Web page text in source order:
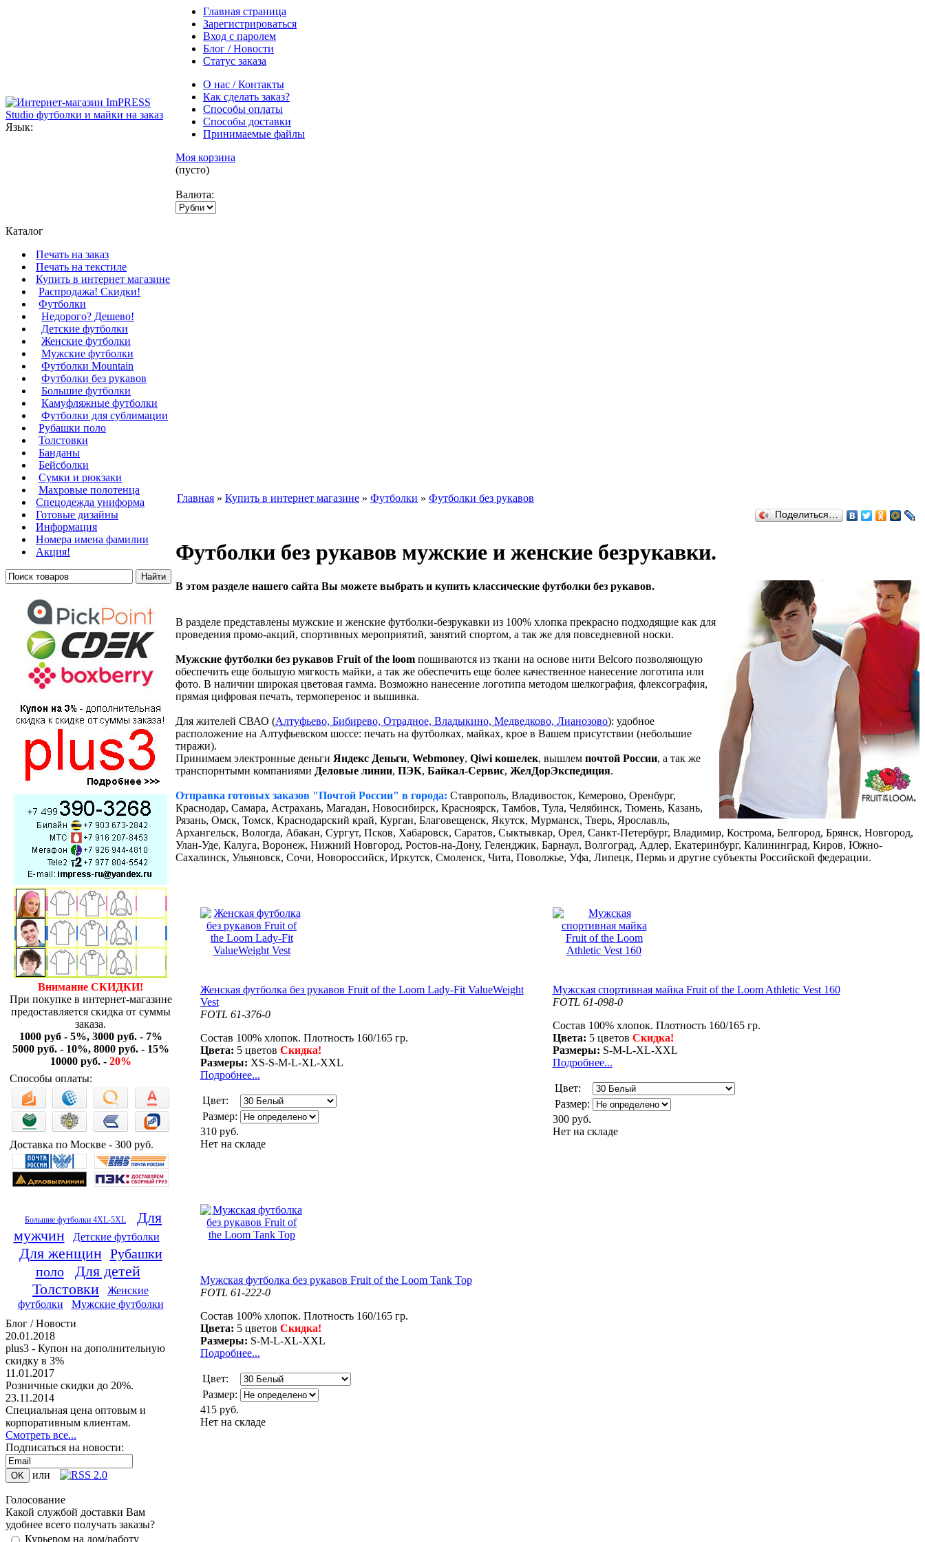
Язык:
Главная страница
Зарегистрироваться
Вход с паролем
Блог / Новости
Статус заказа
О нас / Контакты
Как сделать заказ?
Способы оплаты
Способы доставки
Принимаемые файлы
Моя корзина
(пусто)
Валюта:
Каталог
Печать на заказ
Печать на текстиле
Купить в интернет магазине
Распродажа! Скидки!
Футболки
Недорого? Дешево!
Детские футболки
Женские футболки
Мужские футболки
Футболки Mountain
Футболки без рукавов
Большие футболки
Камуфляжные футболки
Футболки для сублимации
Рубашки поло
Толстовки
Банданы
Бейсболки
Сумки и рюкзаки
Махровые полотенца
Cпецодежда униформа
Готовые дизайны
Информация
Номера имена фамилии
Акция!
Внимание СКИДКИ!
При покупке в интернет-магазине
предоставляется скидка от суммы
заказа.
1000 руб - 5%, 3000 руб. - 7%
5000 руб. - 10%, 8000 руб. - 15%
10000 руб. - 20%
Способы оплаты:
Доставка по Москве - 300 руб.
Большие футболки 4XL-5XL
Для
мужчин
Детские футболки
Для женщин Рубашки
поло
Для детей
Толстовки
Женские
футболки
Мужские футболки
Блог / Новости
20.01.2018
plus3 - Купон на дополнительную
скидку в 3%
11.01.2017
Розничные скидки до 20%.
23.11.2014
Специальная цена оптовым и
корпоративным клиентам.
Смотреть все...
Подписаться на новости:
или
Голосование
Какой службой доставки Вам
удобнее всего получать заказы?
Курьером на дом/работу
Главная » Купить в интернет магазине » Футболки » Футболки без рукавов
Поделиться…
Футболки без рукавов мужские и женские безрукавки.
В этом разделе нашего сайта Вы можете выбрать и купить классические футболки без рукавов.
В разделе представлены мужские и женские футболки-безрукавки из 100% хлопка прекрасно подходящие как для
проведения промо-акций, спортивных мероприятий, занятий спортом, а так же для повседневной носки.
Мужские футболки без рукавов Fruit of the loom пошиваются из ткани на основе нити Belcoro позволяющую
обеспечить еще большую мягкость майки, а так же обеспечить еще более качественное нанесение логотипа или
фото. В наличии широкая цветовая гамма. Возможно нанесение логотипа методом шелкография, флексография,
прямая цифровая печать, термоперенос и вышивка.
Для жителей СВАО (Алтуфьево, Бибирево, Отрадное, Владыкино, Медведково, Лианозово): удобное
расположение на Алтуфьевском шоссе: печать на футболках, майках, крое в Вашем присутствии (небольшие
тиражи).
Принимаем электронные деньги Яндекс Деньги, Webmoney, Qiwi кошелек, вышлем почтой России, а так же
транспорнтыми компаниями Деловые линии, ПЭК, Байкал-Сервис, ЖелДорЭкспедиция.
Отправка готовых заказов "Почтой России" в города: Ставрополь, Владивосток, Кемерово, Оренбург,
Краснодар, Самара, Астрахань, Магадан, Новосибирск, Красноярск, Тамбов, Тула, Челябинск, Тюмень, Казань,
Рязань, Омск, Томск, Краснодарский край, Курган, Благовещенск, Якутск, Мурманск, Тверь, Ярославль,
Архангельск, Вологда, Абакан, Сургут, Псков, Хабаровск, Саратов, Сыктывкар, Орел, Санкт-Петербург, Владимир, Кострома, Белгород, Брянск, Новгород,
Улан-Уде, Калуга, Воронеж, Нижний Новгород, Ростов-на-Дону, Геленджик, Барнаул, Волгоград, Адлер, Екатеринбург, Калининград, Киров, Южно-
Сахалинск, Ульяновск, Сочи, Новороссийск, Иркутск, Смоленск, Чита, Поволжье, Уфа, Липецк, Пермь и другие субъекты Российской федерации.
Женская футболка без рукавов Fruit of the Loom Lady-Fit ValueWeight
Vest
FOTL 61-376-0
Состав 100% хлопок. Плотность 160/165 гр.
Цвета: 5 цветов Скидка!
Размеры: XS-S-M-L-XL-XXL
Подробнее...
Цвет:
Размер:
310 руб.
Нет на складе
Мужская спортивная майка Fruit of the Loom Athletic Vest 160
FOTL 61-098-0
Состав 100% хлопок. Плотность 160/165 гр.
Цвета: 5 цветов Скидка!
Размеры: S-M-L-XL-XXL
Подробнее...
Цвет:
Размер:
300 руб.
Нет на складе
Мужская футболка без рукавов Fruit of the Loom Tank Top
FOTL 61-222-0
Состав 100% хлопок. Плотность 160/165 гр.
Цвета: 5 цветов Скидка!
Размеры: S-M-L-XL-XXL
Подробнее...
Цвет:
Размер:
415 руб.
Нет на складе